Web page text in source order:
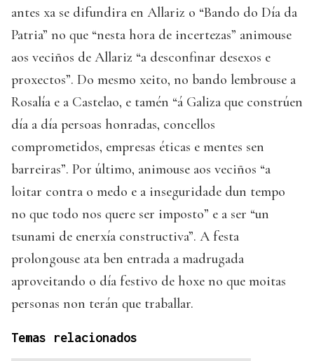
antes xa se difundira en Allariz o “Bando do Día da
Patria” no que “nesta hora de incertezas” animouse
aos veciños de Allariz “a desconfinar desexos e
proxectos”. Do mesmo xeito, no bando lembrouse a
Rosalía e a Castelao, e tamén “á Galiza que constrúen
día a día persoas honradas, concellos
comprometidos, empresas éticas e mentes sen
barreiras”. Por último, animouse aos veciños “a
loitar contra o medo e a inseguridade dun tempo
no que todo nos quere ser imposto” e a ser “un
tsunami de enerxía constructiva”. A festa
prolongouse ata ben entrada a madrugada
aproveitando o día festivo de hoxe no que moitas
personas non terán que traballar.
Temas relacionados